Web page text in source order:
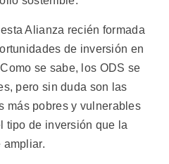
Alianza recién formada
de inversión en
se sabe, los ODS se
pero sin duda son las
más pobres y vulnerables
tipo de inversión que la
ampliar.